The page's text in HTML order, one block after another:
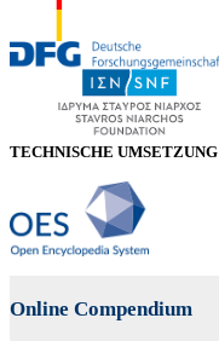
TECHNISCHE UMSETZUNG
Online Compendium